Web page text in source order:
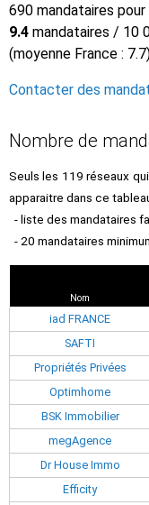
690 mandataires
9.4 mandataires / 10
(moyenne France :
Contacter des
Nombre de
Seuls les 119 réseaux
apparaitre dans ce
- liste des mandataires
- 20 mandataires
Nom
iad FRANCE
SAFTI
Propriétés Privées
Optimhome
BSK Immobilier
megAgence
Dr House Immo
Efficity